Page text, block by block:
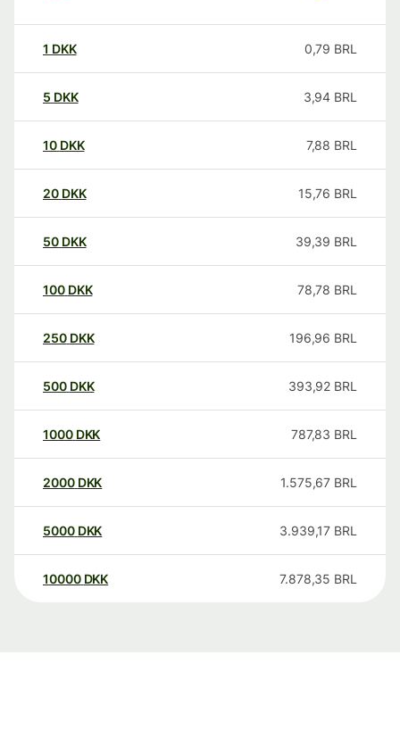
1 DKK 0,79 BRL
5 DKK 3,94 BRL
10 DKK 7,88 BRL
20 DKK 15,76 BRL
50 DKK 39,39 BRL
100 DKK 78,78 BRL
250 DKK 196,96 BRL
500 DKK 393,92 BRL
1000 DKK 787,83 BRL
2000 DKK 1.575,67 BRL
5000 DKK 3.939,17 BRL
10000 DKK 7.878,35 BRL